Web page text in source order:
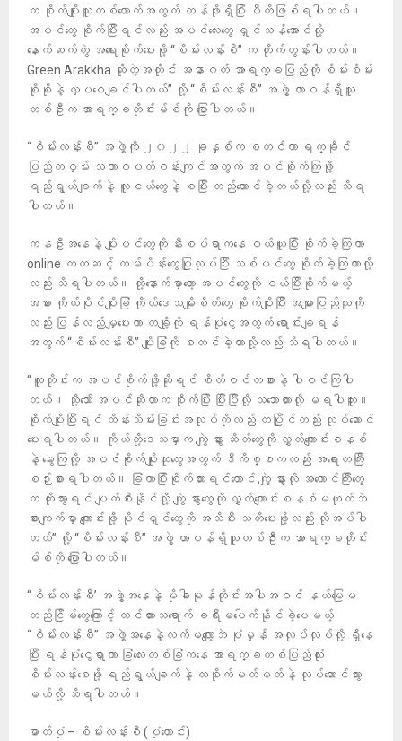
က စိုက်ပျိုးသူတစ်ယောက်အတွက် တန်ဖိုးရှိပြီး ပီတိဖြစ်ရပါတယ်။
အပင်တွေ စိုက်ပြီးရင်လည်း အပင်လေးတွေ ရှင်သန်အောင်လို့
နောက်ဆက်တွဲ အရေးစိုက်ပေးဖို့ “စိမ်းလန်းစီ” က တိုက်တွန်းပါတယ်။
Green Arakkha ဆိုတဲ့အတိုင်း အနာဂတ် အာရက္ခပြည်ကို စိမ်းစိမ်း
စိုစိုနဲ့ လှပစေချင်ပါတယ်” လို့ “စိမ်းလန်းစီ” အဖွဲ့ တာဝန်ရှိသူ
တစ်ဦးက အာရက္ခတိုင်းမ်စ်ကို ပြောပါတယ်။
“စိမ်းလန်းစီ” အဖွဲ့ကို ၂၀၂၂ ခုနှစ်က စတင်ကာ ရက္ခိုင်
ပြည်တဝှမ်း သဘာဝပတ်ဝန်းကျင်အတွက် အပင်စိုက်ကြဖို့
ရည်ရွယ်ချက်နဲ့ လူငယ်တွေနဲ့ စပြီး တည်ထောင်ခဲ့တယ်လို့လည်း သိရ
ပါတယ်။
ကနဦးအနေနဲ့ ပျိုးပင်တွေကို နီးစပ်ရာကနေ ဝယ်ယူပြီး စိုက်ခဲ့ကြကာ
online ကတဆင့် ကမ်ပိန်းတွေပြုလုပ်ပြီး သစ်ပင်တွေ စိုက်ခဲ့ကြတာလို့
လည်း သိရပါတယ်။ ထို့နောက်မှာတော့ အပင်တွေကို ဝယ်ပြီးစိုက်မယ့်
အစား ကိုယ်ပိုင်ပျိုးခြံ ကိုယ်ဒေသမျိုးစိတ်တွေ စိုက်ပျိုးပြီး အများပြည်သူကို
လည်း ပြန်လည်မျှပေးကာ တချို့ကို ရန်ပုံငွေအတွက် ရောင်းချရန်
အတွက် “စိမ်းလန်းစီ” ပျိုးခြံကို စတင်ခဲ့တာလို့လည်း သိရပါတယ်။
“လူတိုင်းက အပင်စိုက်ဖို့ဆိုရင် စိတ်ဝင်တစားနဲ့ ပါဝင်ကြပါ
တယ်။ သို့သော် အပင်ဆိုတာက စိုက်ပြီး ပြီးပြီလို့ သဘောထားလို့ မရပါဘူး။
စိုက်ပျိုးပြီးရင် ထိန်းသိမ်းခြင်းအလုပ်ကိုလည်း တပြိုင်တည်း လုပ်ဆောင်
ပေးရပါတယ်။ ကိုယ်တို့ဒေသမှာက ကျွဲ နွား ဆိတ်တွေကို လွှတ်ကျောင်းစနစ်
နဲ့ မွေးကြလို့ အပင်စိုက်ပျိုးသူတွေအတွက် ဒီကိစ္စကလည်း အရေးတကြီး
စဉ်းစားရပါတယ်။ ခြံကာပြီးစိုက်ထားရင်တောင် ကျွဲ နွားလို အကောင်ကြီးတွေ
က တိုးသွားရင် ပျက်စီးနိုင်လို့ ကျွဲ နွားတွေကို လွှတ်ကျောင်းစနစ်မဟုတ်ဘဲ
စားကျက်မှာ ကျောင်းဖို့ ပိုင်ရှင်တွေကို အသိပီး သတိပေးဖို့လည်း လိုအပ်ပါ
တယ်” လို့ “စိမ်းလန်းစီ” အဖွဲ့ တာဝန်ရှိသူတစ်ဦးက အာရက္ခတိုင်း
မ်စ်ကို ပြောပါတယ်။
“စိမ်းလန်းစီ’ အဖွဲ့အနေနဲ့ မိုခါမုန်တိုင်းအပါအဝင် နယ်မြေမ
တည်ငြိမ်တွေကြောင့် ထင်ထားသရောက် ခရီးမပေါက်နိုင်ခဲ့ပေမယ့်
“စိမ်းလန်းစီ” အဖွဲ့အနေနဲ့လက်မလျော့ဘဲ ပုံမှန် အလုပ်လုပ်လို့ ရှိနေ
ပြီး ရန်ပုံငွေရှာကာ ခြံလေးတစ်ခြံကနေ အာရက္ခတစ်ပြည်လုံး
စိမ်းလန်းစေဖို့ ရည်ရွယ်ချက်နဲ့ တစိုက်မတ်မတ်နဲ့ လုပ်ဆောင်သွား
မယ်လို့ သိရပါတယ်။
ဓာတ်ပုံ – စိမ်းလန်းစီ (ပုံဟောင်း)